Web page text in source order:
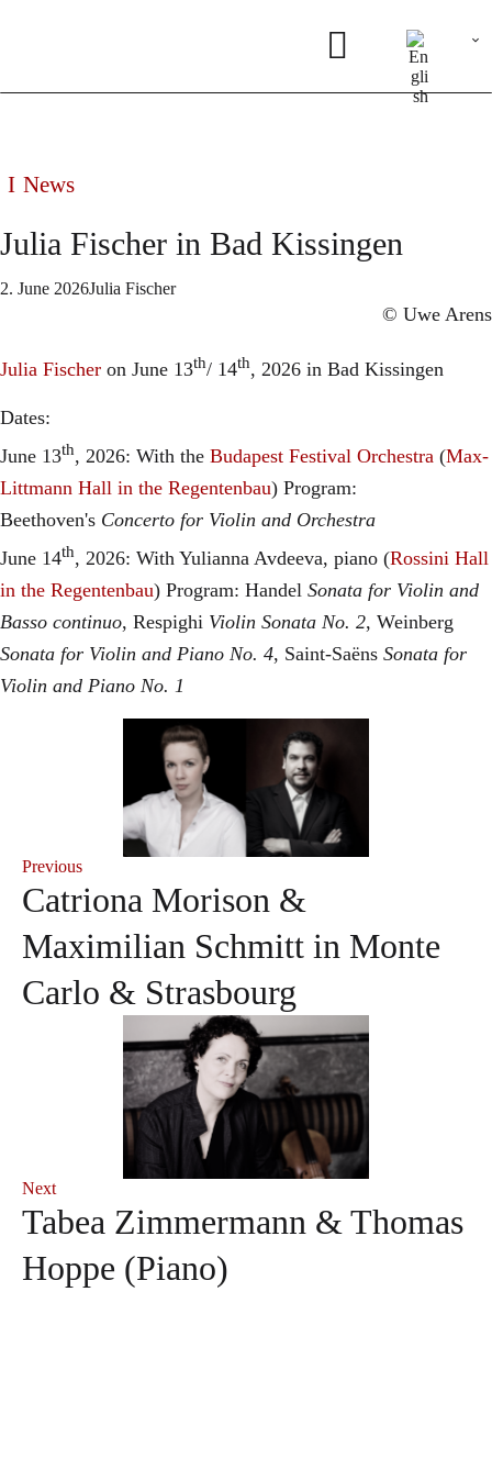
News
Julia Fischer in Bad Kissingen
2. June 2026Julia Fischer
© Uwe Arens
Julia Fischer on June 13th/ 14th, 2026 in Bad Kissingen
Dates:
June 13th, 2026: With the Budapest Festival Orchestra (Max-
Littmann Hall in the Regentenbau) Program:
Beethoven's Concerto for Violin and Orchestra
June 14th, 2026: With Yulianna Avdeeva, piano (Rossini Hall
in the Regentenbau) Program: Handel Sonata for Violin and
Basso continuo, Respighi Violin Sonata No. 2, Weinberg
Sonata for Violin and Piano No. 4, Saint-Saëns Sonata for
Violin and Piano No. 1
Previous
Catriona Morison &
Maximilian Schmitt in Monte
Carlo & Strasbourg
Next
Tabea Zimmermann & Thomas
Hoppe (Piano)